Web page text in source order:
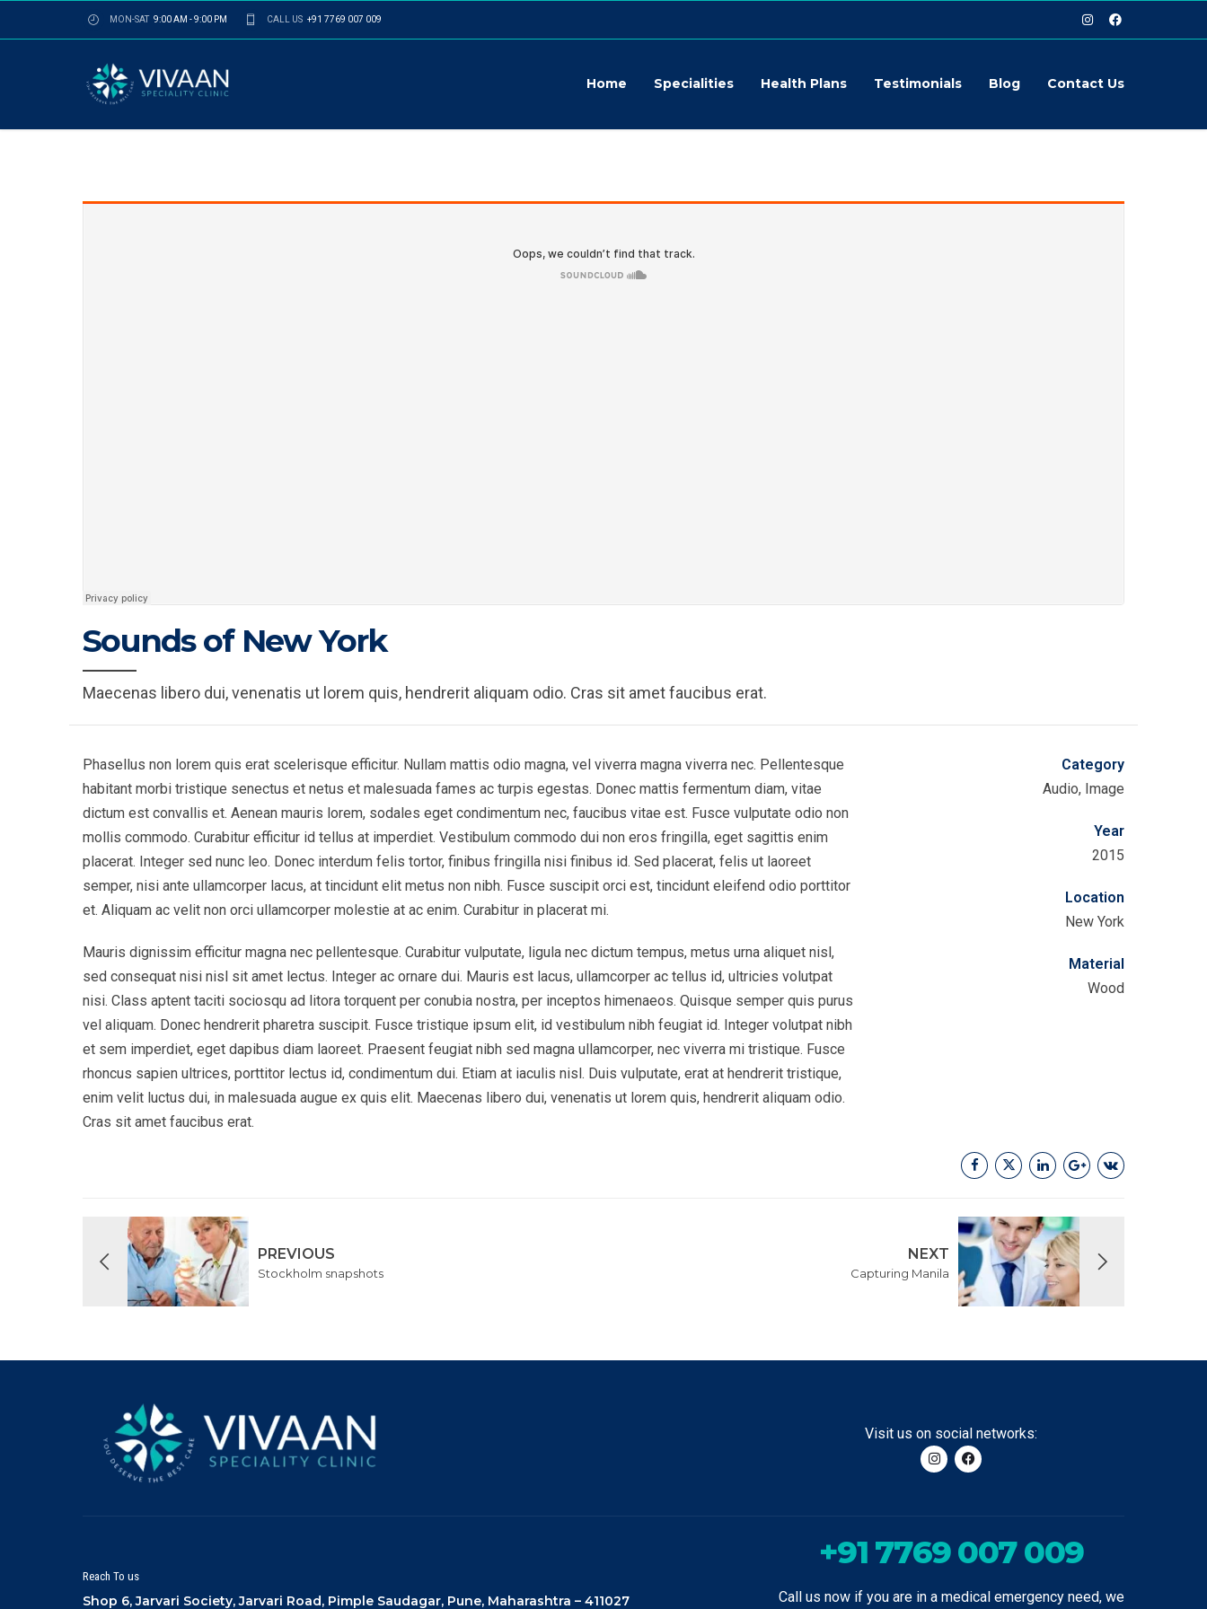
MON-SAT 9:00 AM - 9:00 PM CALL US +91 7769 007 009
Home Specialities Health Plans Testimonials Blog Contact Us
Sounds of New York
Maecenas libero dui, venenatis ut lorem quis, hendrerit aliquam odio. Cras sit amet faucibus erat.
Phasellus non lorem quis erat scelerisque efficitur. Nullam mattis odio magna, vel viverra magna viverra nec. Pellentesque
habitant morbi tristique senectus et netus et malesuada fames ac turpis egestas. Donec mattis fermentum diam, vitae
dictum est convallis et. Aenean mauris lorem, sodales eget condimentum nec, faucibus vitae est. Fusce vulputate odio non
mollis commodo. Curabitur efficitur id tellus at imperdiet. Vestibulum commodo dui non eros fringilla, eget sagittis enim
placerat. Integer sed nunc leo. Donec interdum felis tortor, finibus fringilla nisi finibus id. Sed placerat, felis ut laoreet
semper, nisi ante ullamcorper lacus, at tincidunt elit metus non nibh. Fusce suscipit orci est, tincidunt eleifend odio porttitor
et. Aliquam ac velit non orci ullamcorper molestie at ac enim. Curabitur in placerat mi.
Mauris dignissim efficitur magna nec pellentesque. Curabitur vulputate, ligula nec dictum tempus, metus urna aliquet nisl,
sed consequat nisi nisl sit amet lectus. Integer ac ornare dui. Mauris est lacus, ullamcorper ac tellus id, ultricies volutpat
nisi. Class aptent taciti sociosqu ad litora torquent per conubia nostra, per inceptos himenaeos. Quisque semper quis purus
vel aliquam. Donec hendrerit pharetra suscipit. Fusce tristique ipsum elit, id vestibulum nibh feugiat id. Integer volutpat nibh
et sem imperdiet, eget dapibus diam laoreet. Praesent feugiat nibh sed magna ullamcorper, nec viverra mi tristique. Fusce
rhoncus sapien ultrices, porttitor lectus id, condimentum dui. Etiam at iaculis nisl. Duis vulputate, erat at hendrerit tristique,
enim velit luctus dui, in malesuada augue ex quis elit. Maecenas libero dui, venenatis ut lorem quis, hendrerit aliquam odio.
Cras sit amet faucibus erat.
Category
Audio, Image
Year
2015
Location
New York
Material
Wood
PREVIOUS
Stockholm snapshots
NEXT
Capturing Manila
Visit us on social networks:
Reach To us
Shop 6, Jarvari Society, Jarvari Road, Pimple Saudagar, Pune, Maharashtra – 411027
+91 7769 007 009
Call us now if you are in a medical emergency need, we